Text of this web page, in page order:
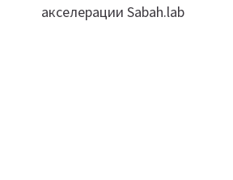
записям
акселерации Sabah.lab